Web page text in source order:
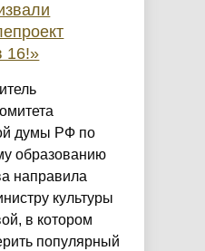
16!»
думы РФ по
образованию
направила
культуры
в котором
популярный